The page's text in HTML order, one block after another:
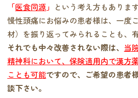
「医食同源 」 という考え方もありま
慢性頭痛にお悩みの患者様は、一度
材）を振り返ってみられることも、
それでも中々改善されない際は、 当
精神科において、保険適用内で漢方
ことも可能ですので、ご希望の患者
談下さい。